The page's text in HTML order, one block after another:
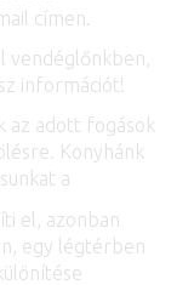
címen.
vendéglőnkben,
információt!
az adott fogások
Konyhánk
a
el, azonban
egy légtérben